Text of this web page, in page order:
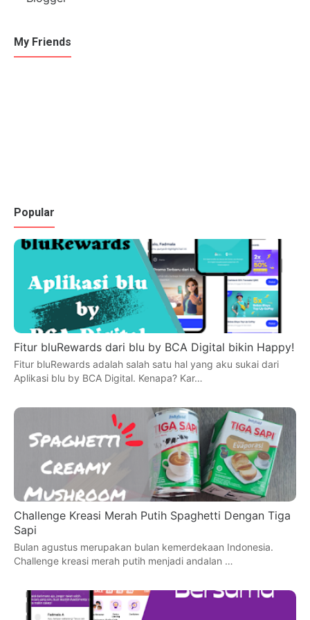
My Friends
Popular
Fitur bluRewards dari blu by BCA Digital bikin Happy!
Fitur bluRewards adalah salah satu hal yang aku sukai dari
Aplikasi blu by BCA Digital. Kenapa? Kar…
Challenge Kreasi Merah Putih Spaghetti Dengan Tiga
Sapi
Bulan agustus merupakan bulan kemerdekaan Indonesia.
Challenge kreasi merah putih menjadi andalan …